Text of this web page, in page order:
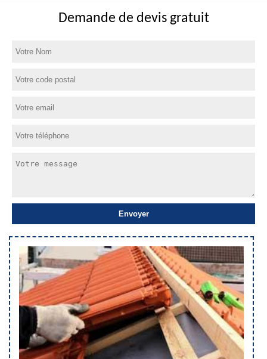
Demande de devis gratuit